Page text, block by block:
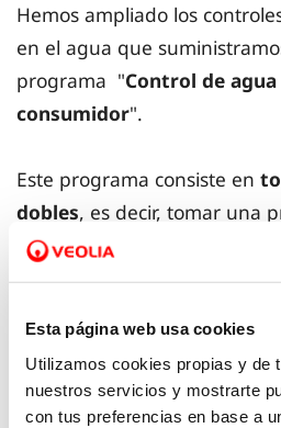
Esta página web usa cookies
Utilizamos cookies propias y de
nuestros servicios y mostrarte
con tus preferencias en base a
Hemos ampliado los
en el agua que
programa "Control de
consumidor".
Este programa consiste en
dobles, es decir, tomar una
agua de la red antes de la
instalaciones particulares y
particulares, edificios
Estas muestrasse analizan y